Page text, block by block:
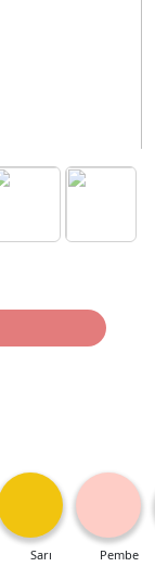
Sarı Pembe